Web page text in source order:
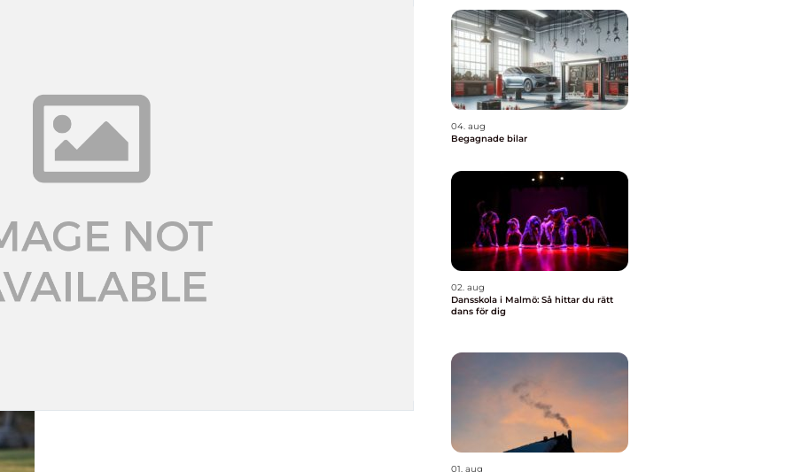
04. aug
Begagnade bilar
02. aug
Dansskola i Malmö: Så hittar du rätt
dans för dig
01. aug